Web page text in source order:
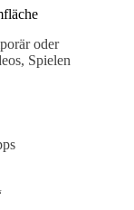
oder
Spielen